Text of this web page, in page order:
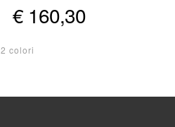
€ 160,30
2 colori